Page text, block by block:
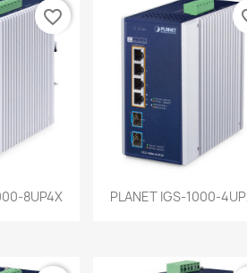
8UP4X
favorite_border
Vista rápida
PLANET IGS-1000-